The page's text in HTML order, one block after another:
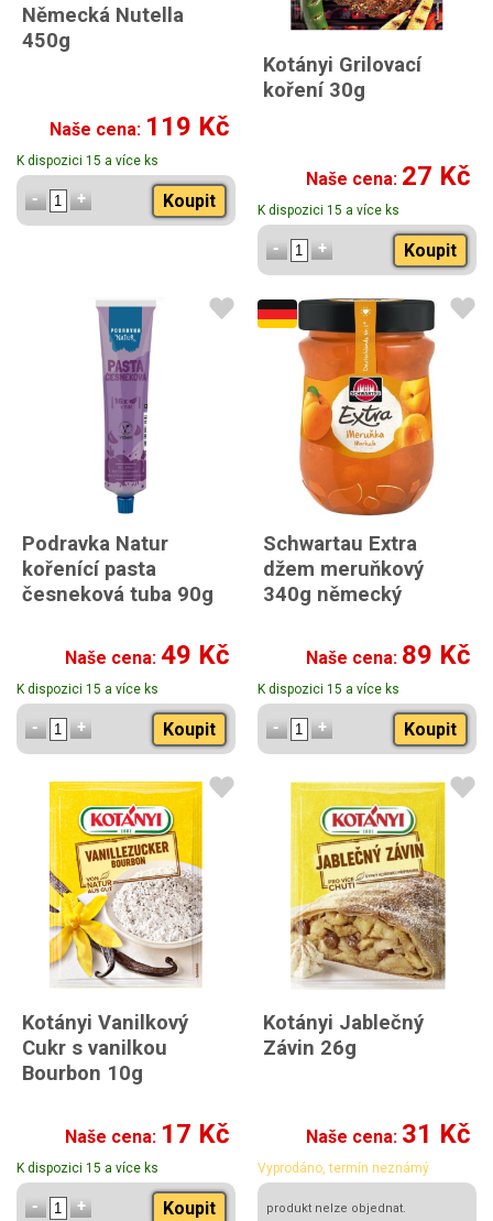
Německá Nutella
450g
Naše cena: 119 Kč
K dispozici 15 a více ks
Koupit
Kotányi Grilovací
koření 30g
Naše cena: 27 Kč
K dispozici 15 a více ks
Koupit
Podravka Natur
kořenící pasta
česneková tuba 90g
Naše cena: 49 Kč
K dispozici 15 a více ks
Koupit
Schwartau Extra
džem meruňkový
340g německý
Naše cena: 89 Kč
K dispozici 15 a více ks
Koupit
Kotányi Vanilkový
Cukr s vanilkou
Bourbon 10g
Naše cena: 17 Kč
K dispozici 15 a více ks
Koupit
Kotányi Jablečný
Závin 26g
Naše cena: 31 Kč
Vyprodáno, termín neznámý
produkt nelze objednat.